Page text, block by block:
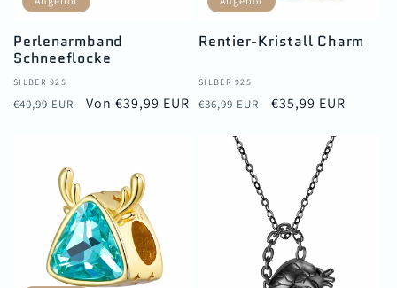
Perlenarmband
Schneeflocke
Anbieter:
SILBER 925
Normaler
€40,99 EUR Verkaufspreis
Von €39,99 EUR
Rentier-Kristall Charm
Anbieter:
SILBER 925
Normaler
€36,99 EUR Verkaufspreis
€35,99 EUR